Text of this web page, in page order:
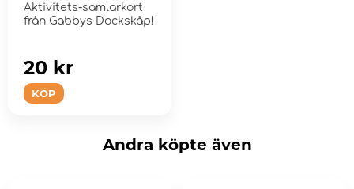
Aktivitets-samlarkort
från Gabbys Dockskåp!
KÖP
20 kr
Andra köpte även